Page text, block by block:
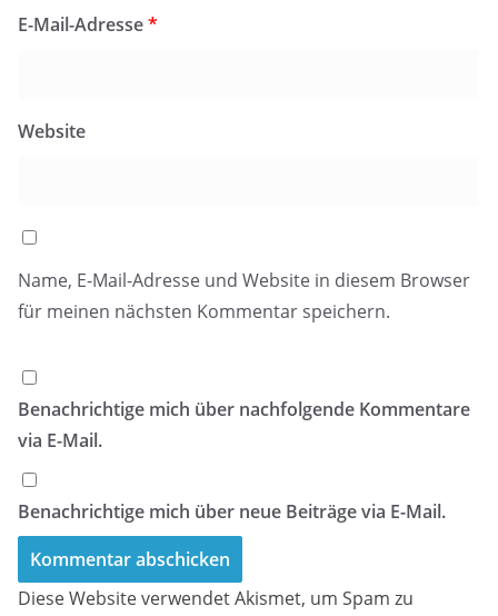
E-Mail-Adresse*
Website
Name, E-Mail-Adresse und Website in diesem Browser
für meinen nächsten Kommentar speichern.
Benachrichtige mich über nachfolgende Kommentare
via E-Mail.
Benachrichtige mich über neue Beiträge via E-Mail.
Diese Website verwendet Akismet, um Spam zu